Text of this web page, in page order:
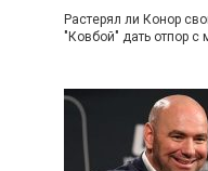
Растерял ли Конор
"Ковбой" дать отпор с